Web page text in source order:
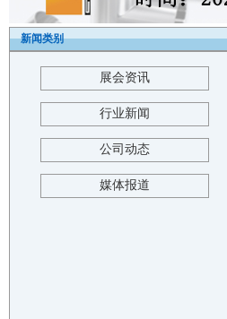
新闻类别
展会资讯
行业新闻
公司动态
媒体报道